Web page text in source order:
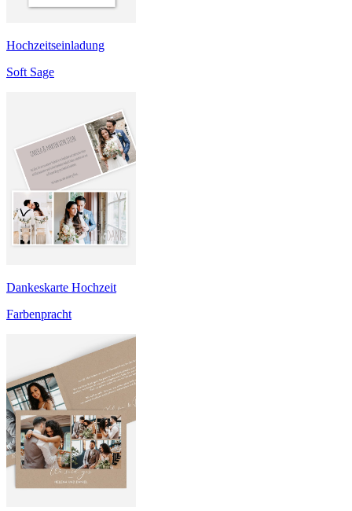
Hochzeitseinladung
Soft Sage
Dankeskarte Hochzeit
Farbenpracht